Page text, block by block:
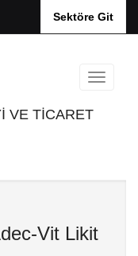
Sektöre Git
VE TİCARET
Vit Likit